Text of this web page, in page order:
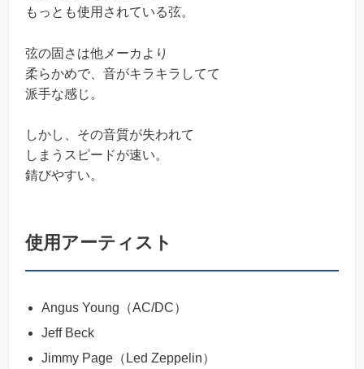
もっとも使用されている弦。
弦の固さは他メーカより
柔らかめで、音がキラキラしてて
派手な感じ。
しかし、その音質が失われて
しまうスピードが速い。
錆びやすい。
使用アーティスト
Angus Young（AC/DC）
Jeff Beck
Jimmy Page（Led Zeppelin）